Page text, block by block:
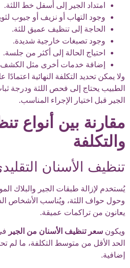
امتداد الجير إلى أسفل خط اللثة.
وجود التهاب أو نزيف أو جيوب
الحاجة إلى تنظيف عميق للثة.
وجود تصبغات خارجية شديدة.
احتياج الحالة إلى أكثر من جلسة.
إضافة خدمات أخرى مثل الكشف
ولا يمكن تحديد التكلفة النهائية
الطبيب يحتاج إلى فحص اللثة ودرجة
الجير قبل اختيار الإجراء المناسب.
مقارنة بين أنواع
والتكلفة
تنظيف الأسنان
يُستخدم لإزالة طبقات الجير والبلاك
وحول حواف اللثة، ويُناسب الأشخاص
يعانون من تراكمات عميقة.
ويكون سعر تنظيف الأسنان من الجير
الحد الأقل من متوسط التكلفة، ما لم
إضافية.